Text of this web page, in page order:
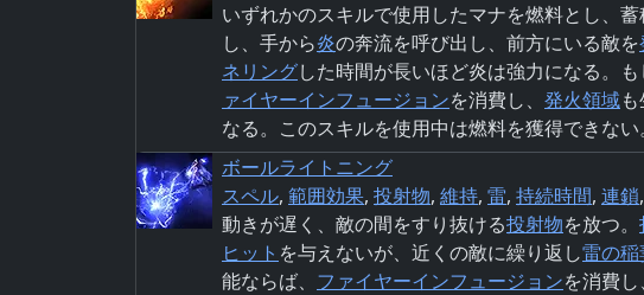
いずれかのスキルで使用したマナを燃料とし、
し、手から炎の奔流を呼び出し、前方にいる敵を
ネリングした時間が長いほど炎は強力になる。も
ァイヤーインフュージョンを消費し、 発火領域
なる。このスキルを使用中は燃料を獲得できない。
ボールライトニング
スペル, 範囲効果, 投射物, 維持, 雷, 持続時間, 連鎖,
動きが遅く、敵の間をすり抜ける投射物を放つ。
ヒット を与えないが、近くの敵に繰り返し雷の稲
能ならば、 ファイヤーインフュージョンを消費